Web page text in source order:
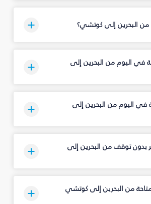
من البحرين إلى كوتشي؟
في اليوم من البحرين إلى
في اليوم من البحرين إلى
توقف من البحرين إلى
من البحرين إلى كوتشي